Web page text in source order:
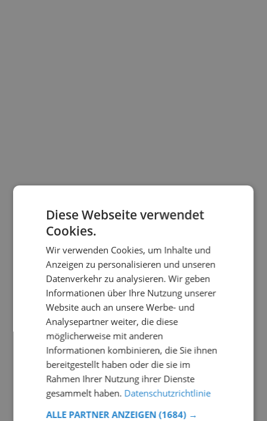
Diese Webseite verwendet
Cookies.
Wir verwenden Cookies, um Inhalte und
Anzeigen zu personalisieren und unseren
Datenverkehr zu analysieren. Wir geben
Informationen über Ihre Nutzung unserer
Website auch an unsere Werbe- und
Analysepartner weiter, die diese
möglicherweise mit anderen
Informationen kombinieren, die Sie ihnen
bereitgestellt haben oder die sie im
Rahmen Ihrer Nutzung ihrer Dienste
gesammelt haben. Datenschutzrichtlinie
ALLE PARTNER ANZEIGEN (1684) →